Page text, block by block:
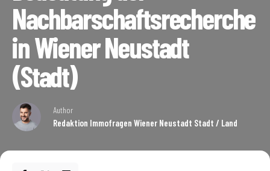
Nachbarschaftsrecherche
in Wiener Neustadt
(Stadt)
Author
Redaktion Immofragen Wiener Neustadt Stadt / Land